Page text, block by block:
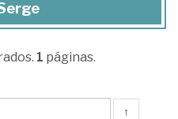
1 páginas.
↑